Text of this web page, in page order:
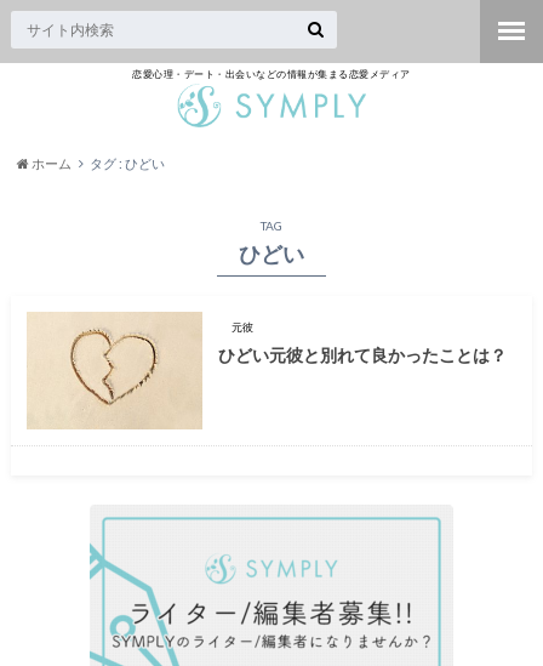
恋愛心理・デート・出会いなどの情報が集まる恋愛メディア
ホーム タグ : ひどい
TAG
ひどい
元彼
ひどい元彼と別れて良かったことは？